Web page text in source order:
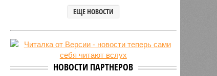
Продажи подержанных авто в
СКФО сократились в 2026 году
28/07
Авиалесоохрана предупредила о
на Северном Кавказе в августе
Кисловодский пляж стал первым
на Ставрополье обладателем
ЕЩЕ НОВОСТИ
НОВОСТИ ПАРТНЕРОВ